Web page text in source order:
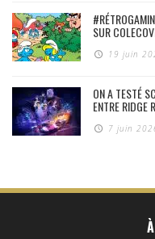
SUR
19 juin
ON A TESTÉ
ENTRE RIDGE
7 juin